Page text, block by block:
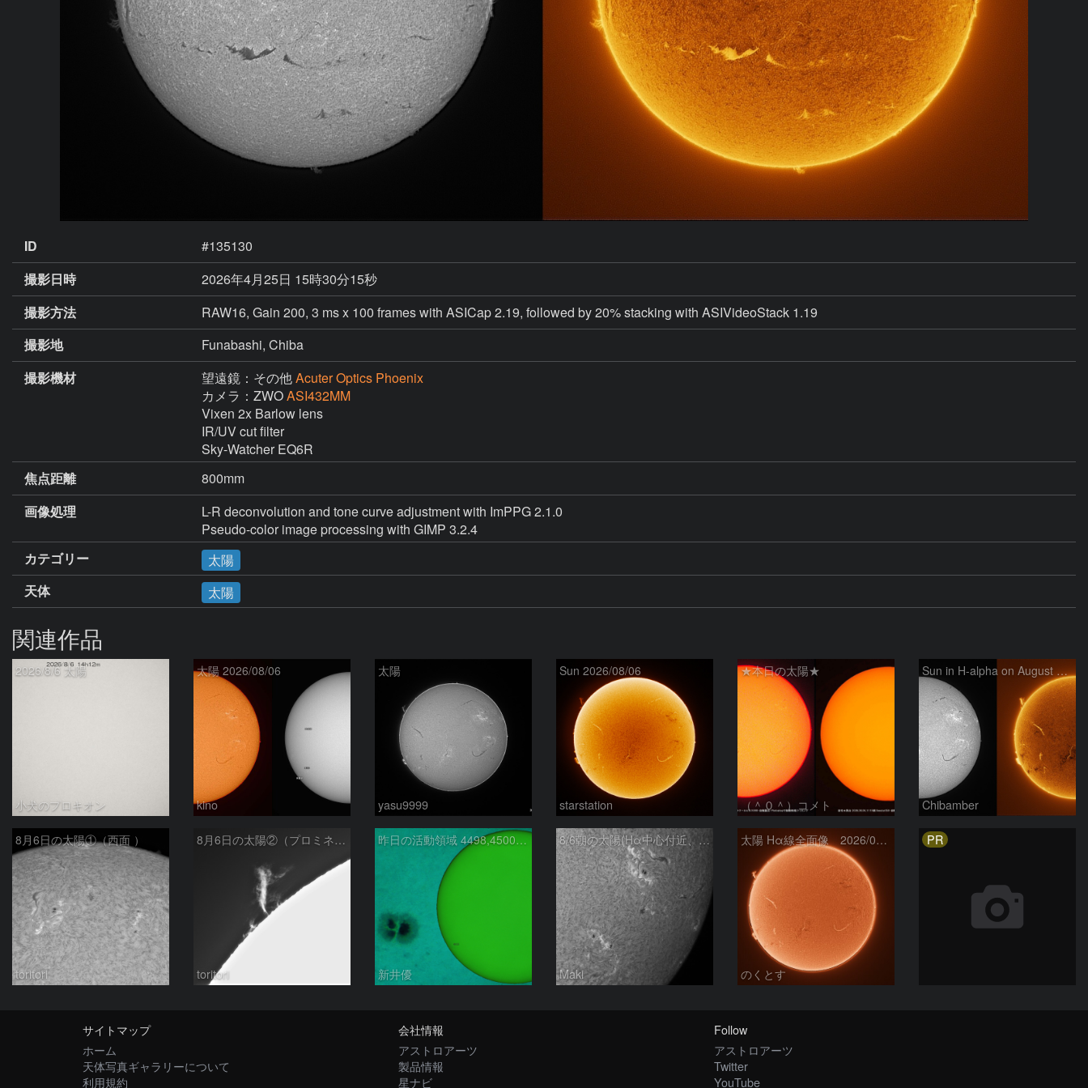
ID
#135130
撮影日時
2026年4月25日 15時30分15秒
撮影方法
RAW16, Gain 200, 3 ms x 100 frames with ASICap 2.19, followed by 20% stacking with ASIVideoStack 1.19
撮影地
Funabashi, Chiba
撮影機材
望遠鏡：その他Acuter Optics Phoenix
カメラ：ZWOASI432MM
Vixen 2x Barlow lens
IR/UV cut filter
Sky-Watcher EQ6R
焦点距離
800mm
画像処理
L-R deconvolution and tone curve adjustment with ImPPG 2.1.0
Pseudo-color image processing with GIMP 3.2.4
カテゴリー
太陽
天体
太陽
関連作品
2026/8/6 太陽
小犬のプロキオン
太陽 2026/08/06
kino
太陽
yasu9999
Sun 2026/08/06
starstation
★本日の太陽★
（＾０＾）コメト
Sun in H-alpha on August 6, 2026
Chibamber
8月6日の太陽①（西面 ）
toritori
8月6日の太陽②（プロミネン北東縁 ）
toritori
昨日の活動領域 4498,4500：2026/08/05
新井優
8/6朝の太陽(Hα中心付近、4498、4502付近)
Maki
太陽 Hα線全面像 2026/08/06
のくとす
PR
サイトマップ
ホーム
天体写真ギャラリーについて
利用規約
会社情報
アストロアーツ
製品情報
星ナビ
Follow
アストロアーツ
Twitter
YouTube